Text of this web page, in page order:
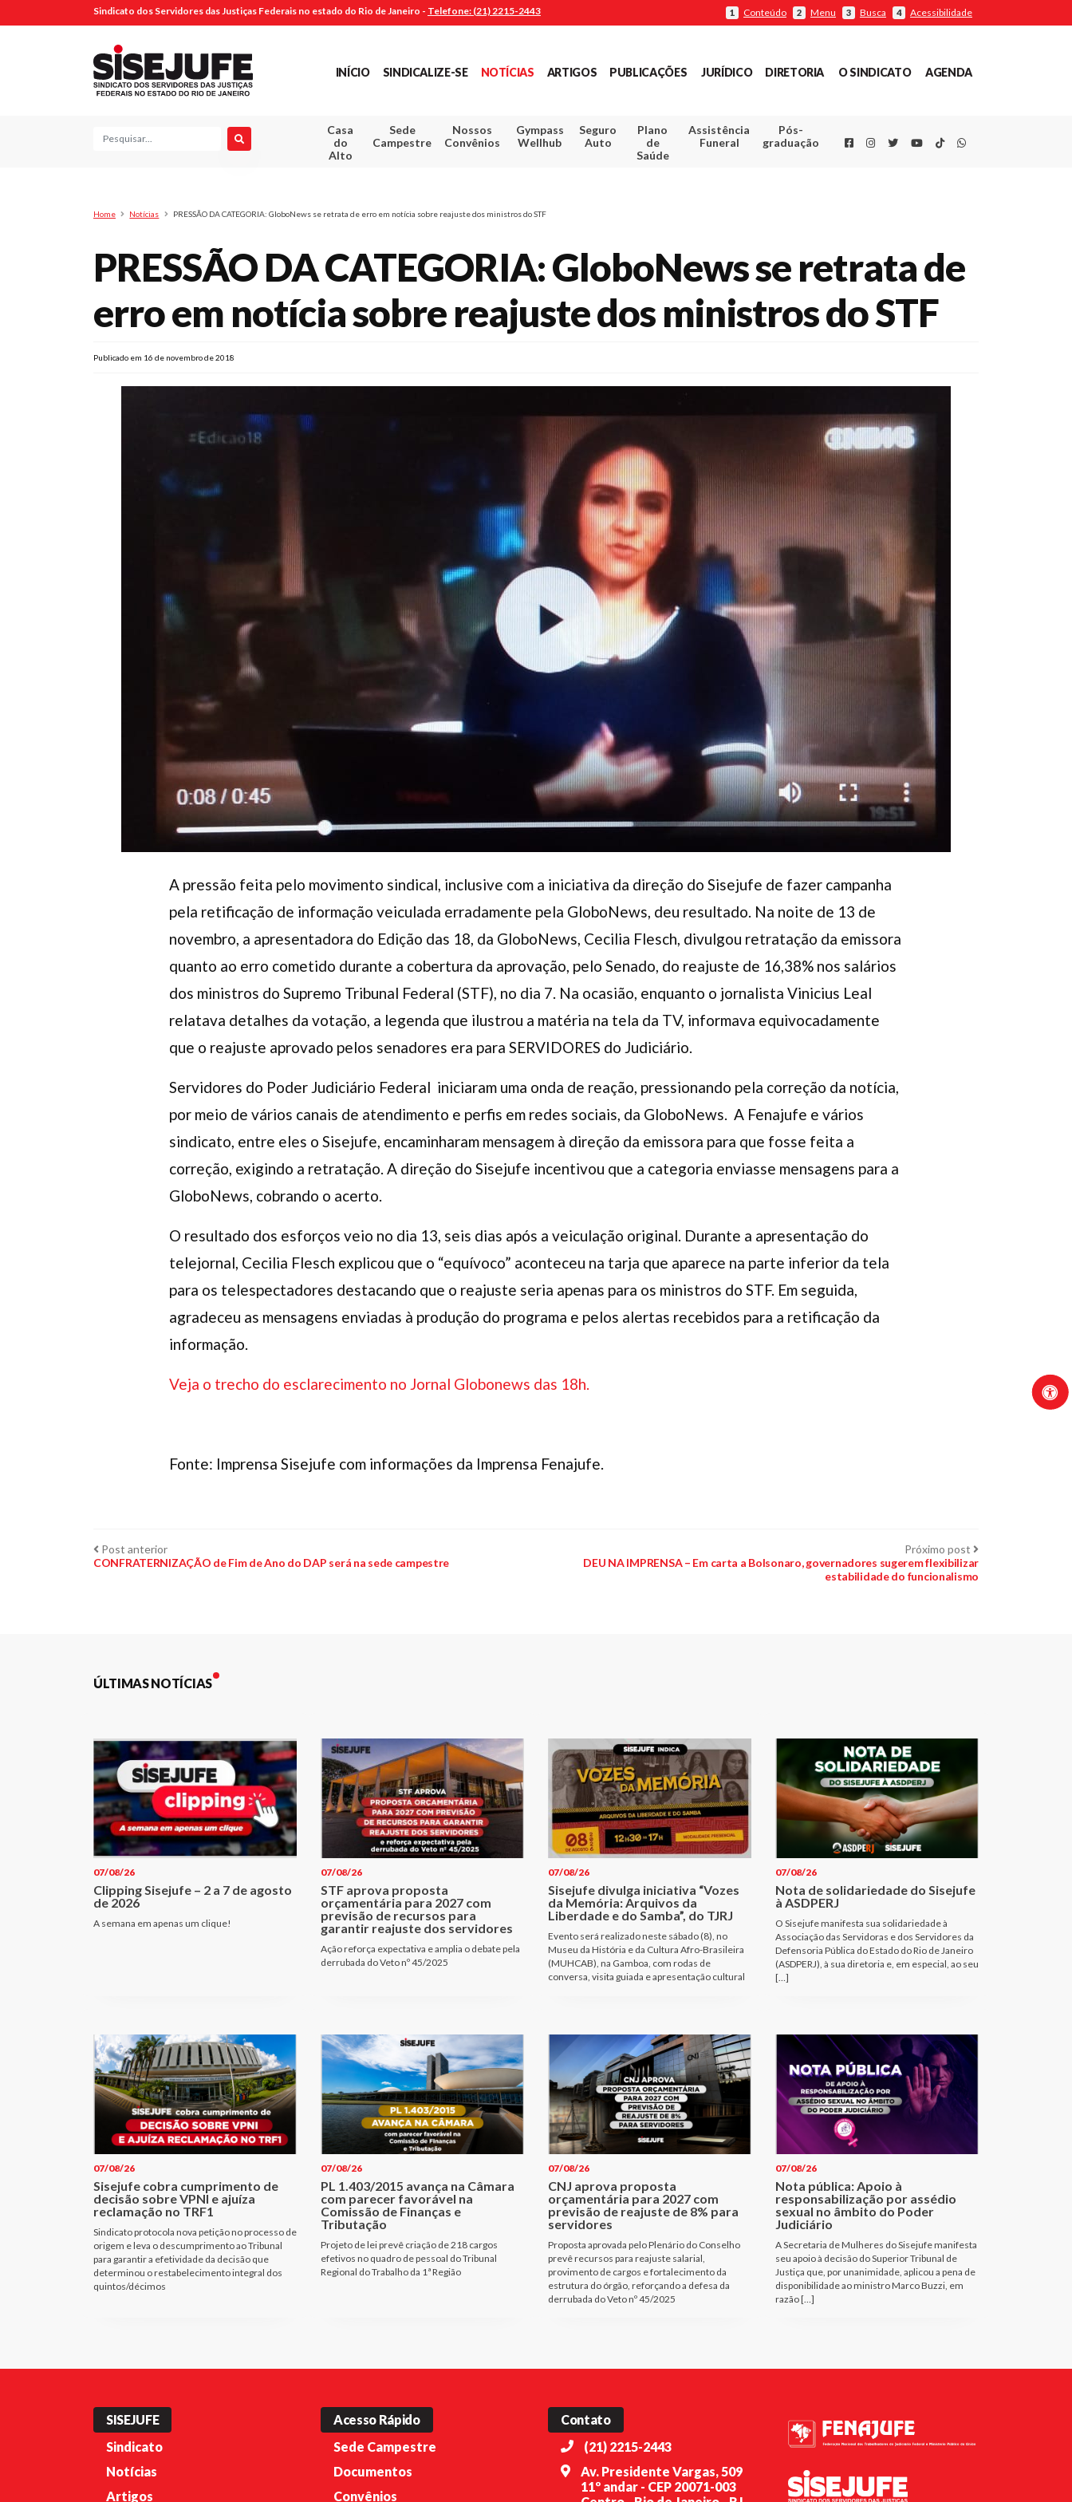
Sindicato dos Servidores das Justiças Federais no estado do Rio de Janeiro - Telefone: (21) 2215-2443 1 Conteúdo 2 Menu 3 Busca 4 Acessibilidade
INÍCIO SINDICALIZE-SE NOTÍCIAS ARTIGOS PUBLICAÇÕES JURÍDICO DIRETORIA O SINDICATO AGENDA
Pesquisa
Casa
do
Alto
Sede
Campestre
Nossos
Convênios
Gympass
Wellhub
Seguro
Auto
Plano
de
Saúde
Assistência
Funeral
Pós-
graduação
FacebookInstagram
TwitterYoutube
TikTokWhatsapp
Home Notícias PRESSÃO DA CATEGORIA: GloboNews se retrata de erro em notícia sobre reajuste dos ministros do STF
PRESSÃO DA CATEGORIA: GloboNews se retrata de
erro em notícia sobre reajuste dos ministros do STF
Publicado em 16 de novembro de 2018
A pressão feita pelo movimento sindical, inclusive com a iniciativa da direção do Sisejufe de fazer campanha
pela retificação de informação veiculada erradamente pela GloboNews, deu resultado. Na noite de 13 de
novembro, a apresentadora do Edição das 18, da GloboNews, Cecilia Flesch, divulgou retratação da emissora
quanto ao erro cometido durante a cobertura da aprovação, pelo Senado, do reajuste de 16,38% nos salários
dos ministros do Supremo Tribunal Federal (STF), no dia 7. Na ocasião, enquanto o jornalista Vinicius Leal
relatava detalhes da votação, a legenda que ilustrou a matéria na tela da TV, informava equivocadamente
que o reajuste aprovado pelos senadores era para SERVIDORES do Judiciário.
Servidores do Poder Judiciário Federal iniciaram uma onda de reação, pressionando pela correção da notícia,
por meio de vários canais de atendimento e perfis em redes sociais, da GloboNews. A Fenajufe e vários
sindicato, entre eles o Sisejufe, encaminharam mensagem à direção da emissora para que fosse feita a
correção, exigindo a retratação. A direção do Sisejufe incentivou que a categoria enviasse mensagens para a
GloboNews, cobrando o acerto.
O resultado dos esforços veio no dia 13, seis dias após a veiculação original. Durante a apresentação do
telejornal, Cecilia Flesch explicou que o “equívoco” aconteceu na tarja que aparece na parte inferior da tela
para os telespectadores destacando que o reajuste seria apenas para os ministros do STF. Em seguida,
agradeceu as mensagens enviadas à produção do programa e pelos alertas recebidos para a retificação da
informação.
Veja o trecho do esclarecimento no Jornal Globonews das 18h.
Fonte: Imprensa Sisejufe com informações da Imprensa Fenajufe.
Navegação
Post anteriorPost
anterior:
CONFRATERNIZAÇÃO de Fim de Ano do DAP será na sede campestre
Próximo post Próximo
post:
DEU NA IMPRENSA – Em carta a Bolsonaro, governadores sugerem flexibilizar
estabilidade do funcionalismo
ÚLTIMAS NOTÍCIAS
07/08/26
Clipping Sisejufe – 2 a 7 de agosto
de 2026
A semana em apenas um clique!
07/08/26
STF aprova proposta
orçamentária para 2027 com
previsão de recursos para
garantir reajuste dos servidores
Ação reforça expectativa e amplia o debate pela
derrubada do Veto nº 45/2025
07/08/26
Sisejufe divulga iniciativa “Vozes
da Memória: Arquivos da
Liberdade e do Samba”, do TJRJ
Evento será realizado neste sábado (8), no
Museu da História e da Cultura Afro-Brasileira
(MUHCAB), na Gamboa, com rodas de
conversa, visita guiada e apresentação cultural
07/08/26
Nota de solidariedade do Sisejufe
à ASDPERJ
O Sisejufe manifesta sua solidariedade à
Associação das Servidoras e dos Servidores da
Defensoria Pública do Estado do Rio de Janeiro
(ASDPERJ), à sua diretoria e, em especial, ao seu
[…]
07/08/26
Sisejufe cobra cumprimento de
decisão sobre VPNI e ajuíza
reclamação no TRF1
Sindicato protocola nova petição no processo de
origem e leva o descumprimento ao Tribunal
para garantir a efetividade da decisão que
determinou o restabelecimento integral dos
quintos/décimos
07/08/26
PL 1.403/2015 avança na Câmara
com parecer favorável na
Comissão de Finanças e
Tributação
Projeto de lei prevê criação de 218 cargos
efetivos no quadro de pessoal do Tribunal
Regional do Trabalho da 1ª Região
07/08/26
CNJ aprova proposta
orçamentária para 2027 com
previsão de reajuste de 8% para
servidores
Proposta aprovada pelo Plenário do Conselho
prevê recursos para reajuste salarial,
provimento de cargos e fortalecimento da
estrutura do órgão, reforçando a defesa da
derrubada do Veto nº 45/2025
07/08/26
Nota pública: Apoio à
responsabilização por assédio
sexual no âmbito do Poder
Judiciário
A Secretaria de Mulheres do Sisejufe manifesta
seu apoio à decisão do Superior Tribunal de
Justiça que, por unanimidade, aplicou a pena de
disponibilidade ao ministro Marco Buzzi, em
razão […]
SISEJUFE
Sindicato
Notícias
Artigos
Acesso Rápido
Sede Campestre
Documentos
Convênios
Contato
(21) 2215-2443
Av. Presidente Vargas, 509
11º andar - CEP 20071-003